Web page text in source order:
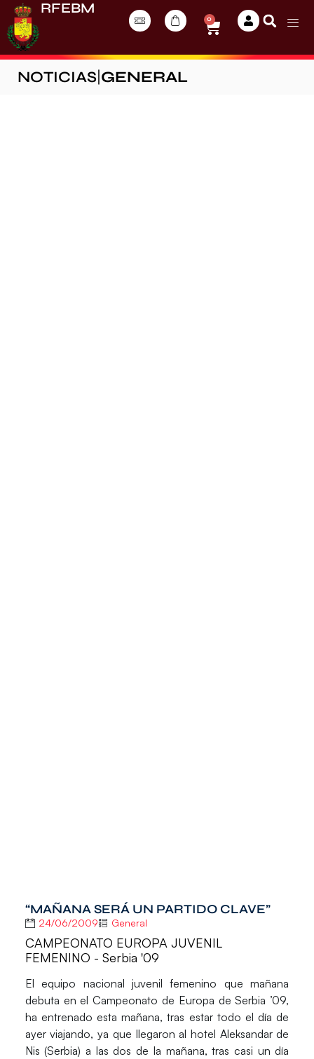
RFEBM
0
NOTICIAS GENERAL
“MAÑANA SERÁ UN PARTIDO CLAVE”
24/06/2009 General
CAMPEONATO EUROPA JUVENIL
FEMENINO - Serbia '09
El equipo nacional juvenil femenino que mañana
debuta en el Campeonato de Europa de Serbia ’09,
ha entrenado esta mañana, tras estar todo el día de
ayer viajando, ya que llegaron al hotel Aleksandar de
Nis (Serbia) a las dos de la mañana, tras casi un día